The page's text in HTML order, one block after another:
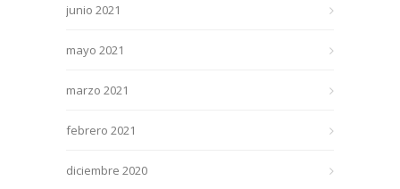
junio 2021
mayo 2021
marzo 2021
febrero 2021
diciembre 2020